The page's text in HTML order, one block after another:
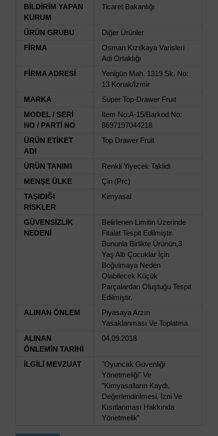
BİLDİRİM YAPAN
KURUM
Ticaret Bakanlığı
ÜRÜN GRUBU
Diğer Ürünler
FİRMA
Osman Kızılkaya Varisleri
Adi Ortaklığı
FİRMA ADRESİ
Yenigün Mah. 1319 Sk. No:
13 Konak/İzmir
MARKA
Super Top-Drawer Fruıt
MODEL / SERİ
NO / PARTİ NO
Item No:A-15/Barkod No:
8697197044218
ÜRÜN ETİKET
ADI
Top Drawer Fruit
ÜRÜN TANIMI
Renkli Yiyecek Taklidi
MENŞE ÜLKE
Çin (Prc)
TAŞIDIĞI
RİSKLER
Kimyasal
GÜVENSİZLİK
NEDENİ
Belirlenen Limitin Üzerinde
Fitalat Tespit Edilmiştir.
Bununla Birlikte Ürünün,3
Yaş Altı Çocuklar İçin
Boğulmaya Neden
Olabilecek Küçük
Parçalardan Oluştuğu Tespit
Edilmiştir.
ALINAN ÖNLEM
Piyasaya Arzın
Yasaklanması Ve Toplatma
ALINAN
ÖNLEMİN TARİHİ
04.09.2018
İLGİLİ MEVZUAT
"Oyuncak Güvenliği
Yönetmeliği" Ve
"Kimyasalların Kaydı,
Değerlendirilmesi, İzni Ve
Kısıtlanması Hakkında
Yönetmelik”